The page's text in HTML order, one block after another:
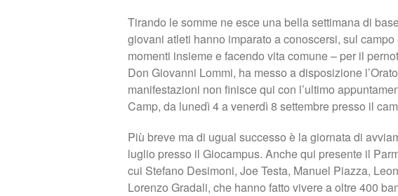
Tirando le somme ne esce una bella settimana di
giovani atleti hanno imparato a conoscersi, sul
momenti insieme e facendo vita comune – per il
Don Giovanni Lommi, ha messo a disposizione
manifestazioni non finisce qui con l’ultimo
Camp, da lunedì 4 a venerdì 8 settembre presso il
Più breve ma di ugual successo è la giornata di
luglio presso il Giocampus. Anche qui presente il
cui Stefano Desimoni, Joe Testa, Manuel Piazza,
Lorenzo Gradali, che hanno fatto vivere a oltre 400